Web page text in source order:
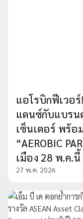
แอโรบิกฟีเวอ
แดนซ์กับแบรน
เซ็นเตอร์ พร้อ
“AEROBIC
เมือง 28 พ.ค.นี้
27 พ.ค. 2026